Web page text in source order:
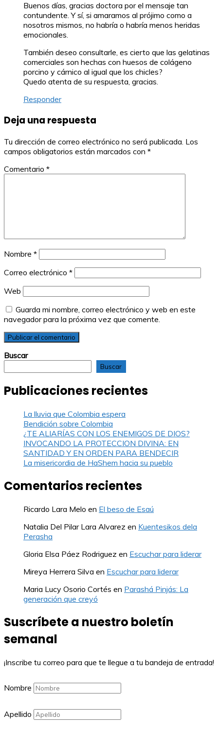
Buenos días, gracias doctora por el mensaje tan
contundente. Y sí, si amaramos al prójimo como a
nosotros mismos, no habría o habría menos heridas
emocionales.
También deseo consultarle, es cierto que las gelatinas
comerciales son hechas con huesos de colágeno
porcino y cárnico al igual que los chicles?
Quedo atenta de su respuesta, gracias.
Responder
Deja una respuesta
Tu dirección de correo electrónico no será publicada. Los
campos obligatorios están marcados con *
Comentario *
Nombre *
Correo electrónico *
Web
Guarda mi nombre, correo electrónico y web en este
navegador para la próxima vez que comente.
Buscar
Buscar
Publicaciones recientes
La lluvia que Colombia espera
Bendición sobre Colombia
¿TE ALIARÍAS CON LOS ENEMIGOS DE DIOS?
INVOCANDO LA PROTECCION DIVINA: EN
SANTIDAD Y EN ORDEN PARA BENDECIR
La misericordia de HaShem hacia su pueblo
Comentarios recientes
Ricardo Lara Melo en El beso de Esaú
Natalia Del Pilar Lara Alvarez en Kuentesikos dela
Perasha
Gloria Elsa Páez Rodriguez en Escuchar para liderar
Mireya Herrera Silva en Escuchar para liderar
Maria Lucy Osorio Cortés en Parashá Pinjás: La
generación que creyó
Suscríbete a nuestro boletín
semanal
¡Inscribe tu correo para que te llegue a tu bandeja de entrada!
Nombre
Apellido